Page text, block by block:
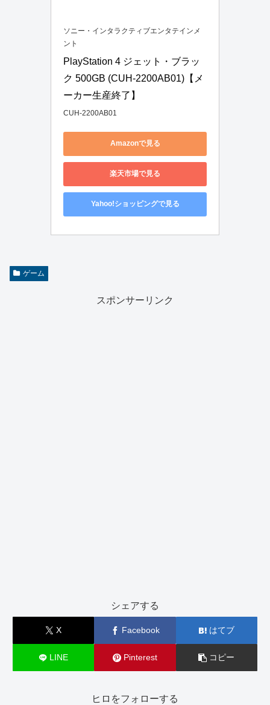
ソニー・インタラクティブエンタテインメ
ント
PlayStation 4 ジェット・ブラッ
ク 500GB (CUH-2200AB01)【メ
ーカー生産終了】
CUH-2200AB01
Amazonで見る
楽天市場で見る
Yahoo!ショッピングで見る
ゲーム
スポンサーリンク
シェアする
X Facebook はてブ
LINE Pinterest コピー
ヒロをフォローする